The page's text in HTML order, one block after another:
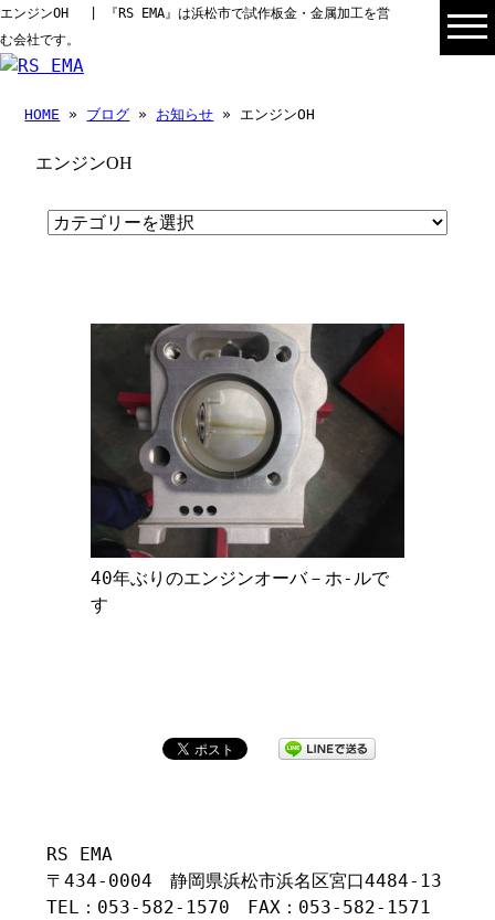
エンジンOH | 『RS EMA』は浜松市で試作板金・金属加工を営
む会社です。
HOME » ブログ » お知らせ » エンジンOH
エンジンOH
40年ぶりのエンジンオーバ－ホ-ルで
す
RS EMA
〒434-0004 静岡県浜松市浜名区宮口4484-13
TEL：053-582-1570 FAX：053-582-1571